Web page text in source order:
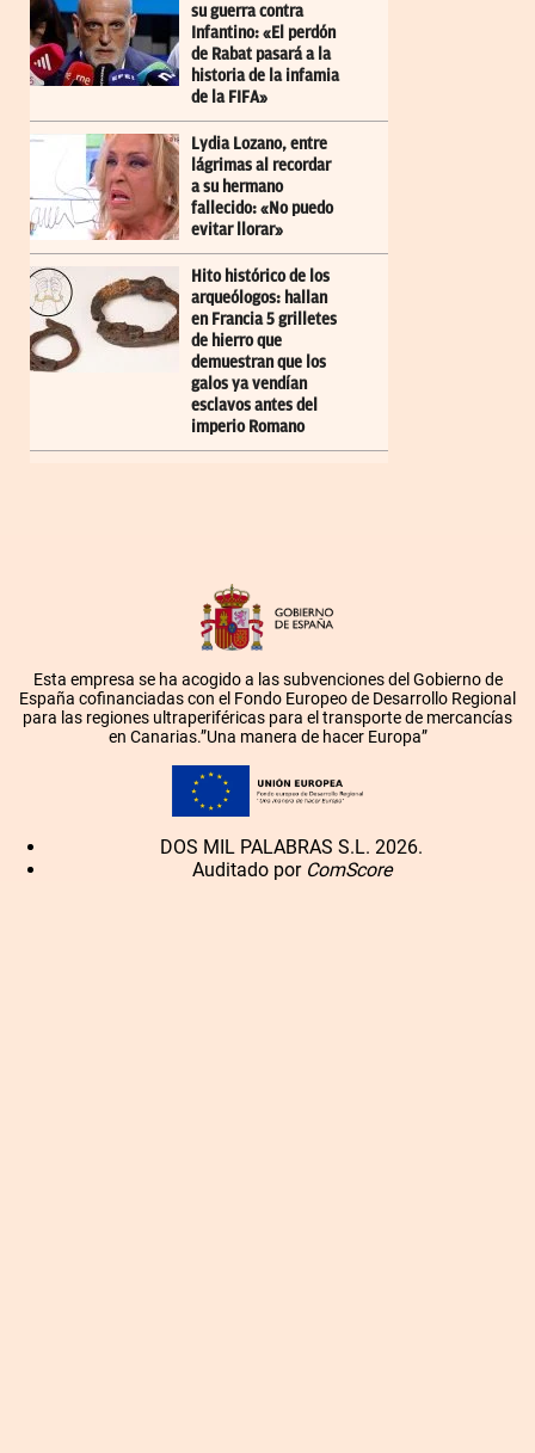
su guerra contra
Infantino: «El perdón
de Rabat pasará a la
historia de la infamia
de la FIFA»
Lydia Lozano, entre
lágrimas al recordar
a su hermano
fallecido: «No puedo
evitar llorar»
Hito histórico de los
arqueólogos: hallan
en Francia 5 grilletes
de hierro que
demuestran que los
galos ya vendían
esclavos antes del
imperio Romano
Esta empresa se ha acogido a las subvenciones del Gobierno de
España cofinanciadas con el Fondo Europeo de Desarrollo Regional
para las regiones ultraperiféricas para el transporte de mercancías
en Canarias.”Una manera de hacer Europa”
DOS MIL PALABRAS S.L. 2026.
Auditado por ComScore